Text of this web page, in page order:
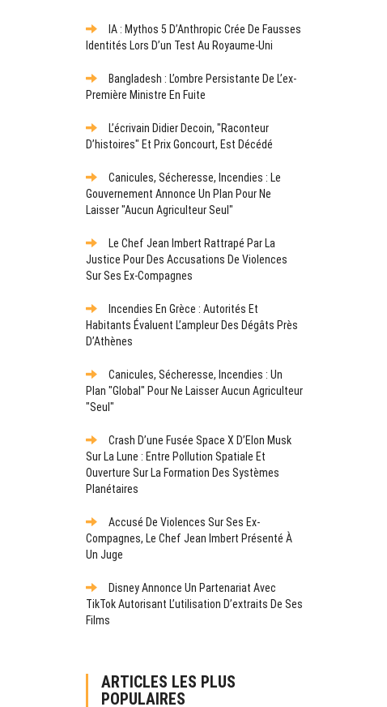
IA : Mythos 5 D’Anthropic Crée De Fausses
Identités Lors D’un Test Au Royaume-Uni
Bangladesh : L’ombre Persistante De L’ex-
Première Ministre En Fuite
L’écrivain Didier Decoin, "raconteur
D’histoires" Et Prix Goncourt, Est Décédé
Canicules, Sécheresse, Incendies : Le
Gouvernement Annonce Un Plan Pour Ne
Laisser "aucun Agriculteur Seul"
Le Chef Jean Imbert Rattrapé Par La
Justice Pour Des Accusations De Violences
Sur Ses Ex-Compagnes
Incendies En Grèce : Autorités Et
Habitants Évaluent L’ampleur Des Dégâts Près
D’Athènes
Canicules, Sécheresse, Incendies : Un
Plan "global" Pour Ne Laisser Aucun Agriculteur
"seul"
Crash D’une Fusée Space X D’Elon Musk
Sur La Lune : Entre Pollution Spatiale Et
Ouverture Sur La Formation Des Systèmes
Planétaires
Accusé De Violences Sur Ses Ex-
Compagnes, Le Chef Jean Imbert Présenté À
Un Juge
Disney Annonce Un Partenariat Avec
TikTok Autorisant L’utilisation D’extraits De Ses
Films
ARTICLES LES PLUS
POPULAIRES